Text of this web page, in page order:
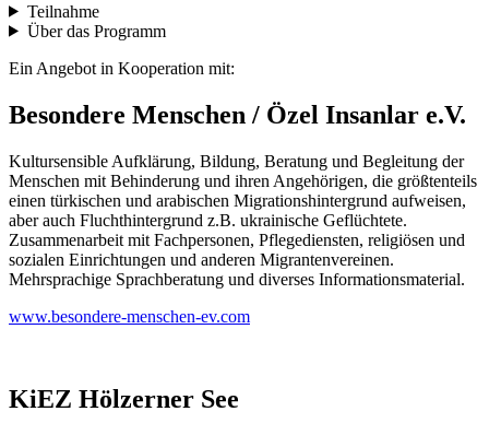
Teilnahme
Über das Programm
Ein Angebot in Kooperation mit:
Besondere Menschen / Özel Insanlar e.V.
Kultursensible Aufklärung, Bildung, Beratung und Begleitung der
Menschen mit Behinderung und ihren Angehörigen, die größtenteils
einen türkischen und arabischen Migrationshintergrund aufweisen,
aber auch Fluchthintergrund z.B. ukrainische Geflüchtete.
Zusammenarbeit mit Fachpersonen, Pflegediensten, religiösen und
sozialen Einrichtungen und anderen Migrantenvereinen.
Mehrsprachige Sprachberatung und diverses Informationsmaterial.
www.besondere-menschen-ev.com
KiEZ Hölzerner See